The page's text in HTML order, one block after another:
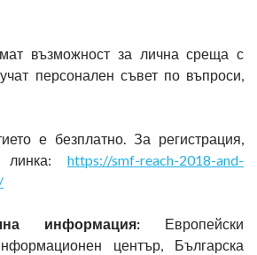
възможност за лична среща с
персонален съвет по въпроси,
е безплатно. За регистрация,
линка: https://smf-reach-2018-and-
информация: Европейски
център, Българска